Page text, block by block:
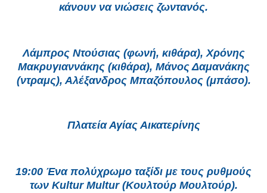
κάνουν να νιώσεις ζωντανός.
Λάμπρος Ντούσιας (φωνή, κιθάρα), Χρόνης
Μακρυγιαννάκης (κιθάρα), Μάνος Δαμανάκης
(ντραμς), Αλέξανδρος Μπαζόπουλος (μπάσο).
Πλατεία Αγίας Αικατερίνης
19:00 Ένα πολύχρωμο ταξίδι με τους ρυθμούς
των Kultur Multur (Κουλτούρ Μουλτούρ).